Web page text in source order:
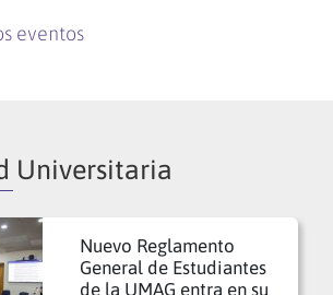
eventos
Universitaria
Nuevo Reglamento
General de Estudiantes
de la UMAG entra en su